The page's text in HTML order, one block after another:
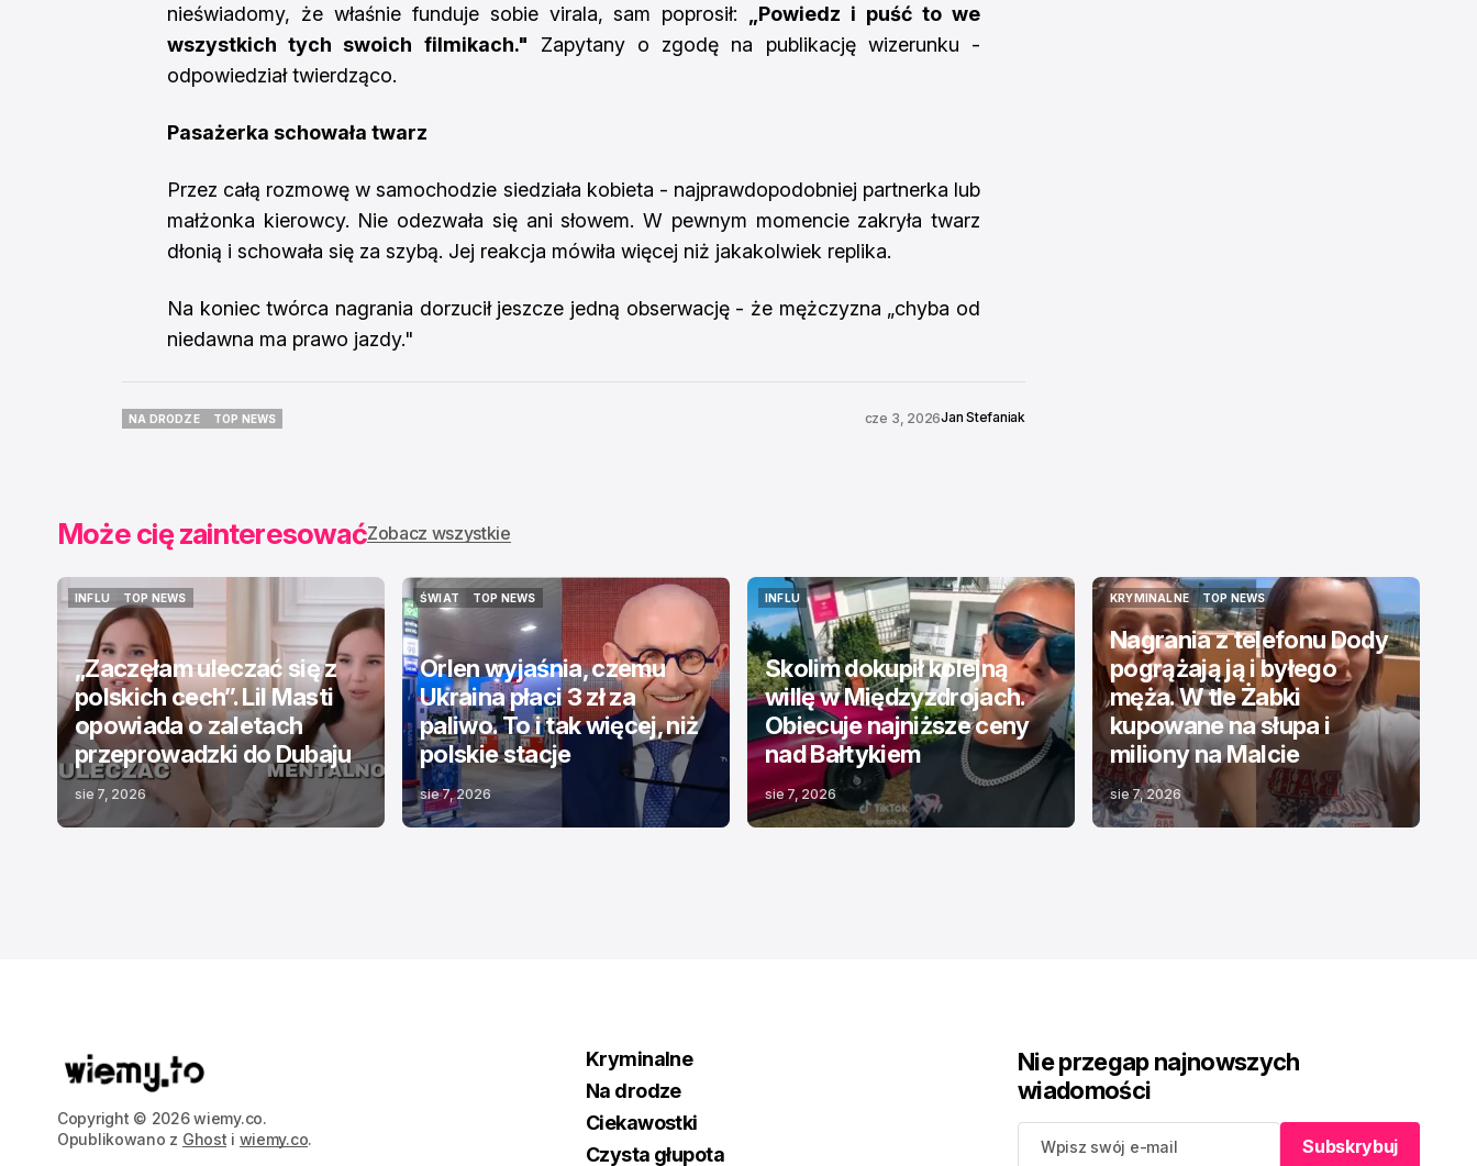
nieświadomy, że właśnie funduje sobie virala, sam poprosił:
„Powiedz i puść to we
wszystkich tych swoich filmikach." Zapytany o zgodę na publikację wizerunku -
odpowiedział twierdząco.
Pasażerka schowała twarz
Przez całą rozmowę w samochodzie siedziała kobieta - najprawdopodobniej partnerka lub
małżonka kierowcy. Nie odezwała się ani słowem. W pewnym momencie zakryła twarz
dłonią i schowała się za szybą. Jej reakcja mówiła więcej niż jakakolwiek replika.
Na koniec twórca nagrania dorzucił jeszcze jedną obserwację - że mężczyzna „chyba od
niedawna ma prawo jazdy."
NA DRODZE
TOP NEWS
cze 3, 2026Jan Stefaniak
Może cię zainteresowaćZobacz wszystkie
INFLU
INFLU
TOP NEWS
TOP NEWS
„Zaczęłam uleczać się z
polskich cech”. Lil Masti
opowiada o zaletach
przeprowadzki do Dubaju
sie 7, 2026
ŚWIAT
ŚWIAT
TOP NEWS
TOP NEWS
Orlen wyjaśnia, czemu
Ukraina płaci 3 zł za
paliwo. To i tak więcej, niż
polskie stacje
sie 7, 2026
INFLU
INFLU
Skolim dokupił kolejną
willę w Międzyzdrojach.
Obiecuje najniższe ceny
nad Bałtykiem
sie 7, 2026
KRYMINALNE
KRYMINALNE
TOP NEWS
TOP NEWS
Nagrania z telefonu Dody
pogrążają ją i byłego
męża. W tle Żabki
kupowane na słupa i
miliony na Malcie
sie 7, 2026
Copyright © 2026 wiemy.co.
Opublikowano z Ghost i wiemy.co.
Kryminalne
Na drodze
Ciekawostki
Czysta głupota
Nie przegap najnowszych
wiadomości
Subskrybuj